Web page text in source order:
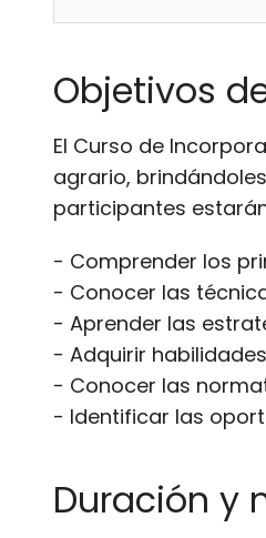
Objetivos
El Curso de
agrario,
participantes
- Comprender los
- Conocer las
- Aprender las
- Adquirir
- Conocer las
- Identificar las
Duración y